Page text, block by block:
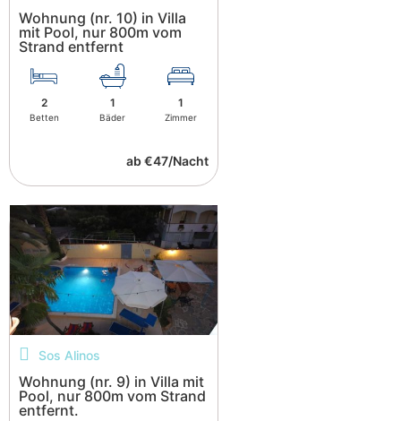
Wohnung (nr. 10) in Villa
mit Pool, nur 800m vom
Strand entfernt
2
Betten
1
Bäder
1
Zimmer
ab €47/Nacht
Sos Alinos
Wohnung (nr. 9) in Villa mit
Pool, nur 800m vom Strand
entfernt.